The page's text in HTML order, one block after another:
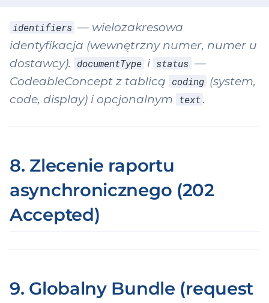
identifiers — wielozakresowa
identyfikacja (wewnętrzny numer, numer u
dostawcy).
documentType i status —
CodeableConcept z tablicą coding (system,
code, display) i opcjonalnym text .
8. Zlecenie raportu
asynchronicznego (202
Accepted)
9. Globalny Bundle (request